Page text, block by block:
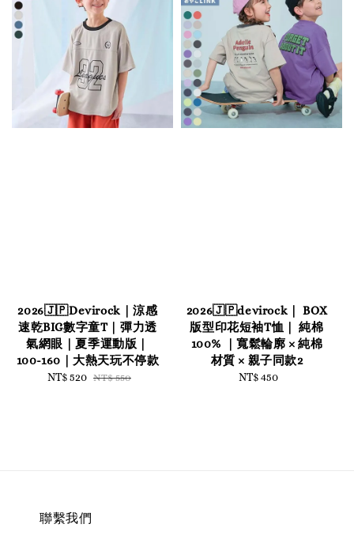
2026🇯🇵Devirock｜涼感
速乾BIG數字童T｜彈力透
氣網眼｜夏季運動版｜
100-160｜大熱天玩不停款
Sale
NT$ 520 Regular
NT$ 550
2026🇯🇵devirock｜ BOX
版型印花短袖T恤｜ 純棉
100% ｜寬鬆輪廓 × 純棉
材質 × 親子同款2
Regular
NT$ 450
聯繫我們